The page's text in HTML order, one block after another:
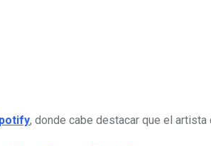
, donde cabe destacar que el artista